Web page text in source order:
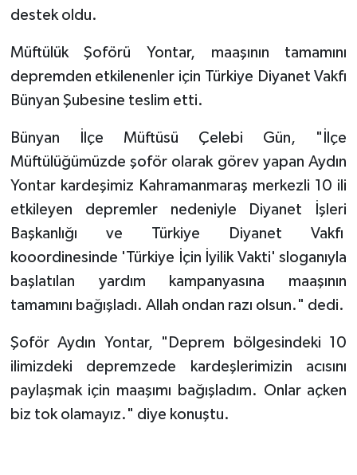
destek oldu.
Müftülük Şoförü Yontar, maaşının tamamını
depremden etkilenenler için Türkiye Diyanet Vakfı
Bünyan Şubesine teslim etti.
Bünyan İlçe Müftüsü Çelebi Gün, "İlçe
Müftülüğümüzde şoför olarak görev yapan Aydın
Yontar kardeşimiz Kahramanmaraş merkezli 10 ili
etkileyen depremler nedeniyle Diyanet İşleri
Başkanlığı ve Türkiye Diyanet Vakfı
kooordinesinde 'Türkiye İçin İyilik Vakti' sloganıyla
başlatılan yardım kampanyasına maaşının
tamamını bağışladı. Allah ondan razı olsun." dedi.
Şoför Aydın Yontar, "Deprem bölgesindeki 10
ilimizdeki depremzede kardeşlerimizin acısını
paylaşmak için maaşımı bağışladım. Onlar açken
biz tok olamayız." diye konuştu.
Bursa Müftülüğü
Çanakkale Müftülüğü
Çankırı Müftülüğü
Çorum Müftülüğü
Denizli Müftülüğü
Diyarbakır Müftülüğü
Düzce Müftülüğü
Elazığ Müftülüğü
Erzincan Müftülüğü
Erzurum Müftülüğü
Duyurular
Podcast
Bilim, Teknoloji
Biyografiler
Diyanet TV
İhtida Haberleri
YAŞAM